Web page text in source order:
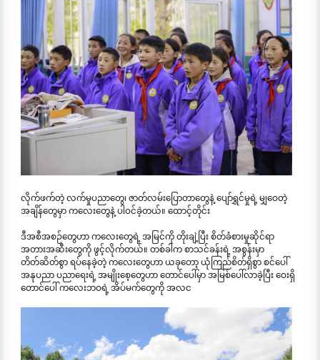
လိုက်ဖက်တဲ့ လက်မှုပညာတွေ၊ ဇာတ်လမ်းပြောတာတွေနဲ့ ပျော်ရွှင်မှုရဲ့ မျှဝေတဲ့
အချိန်တွေမှာ ကလေးတွေနဲ့ ပါဝင်ခဲ့တယ်။ ထောင့်တိုင်း
ဒီအစီအစဉ်တွေဟာ ကလေးတွေရဲ့ အမြင်ကို တိုးချဲ့ပြီး စိတ်ခံစားမှုဆိုင်ရာ
အတားအဆီးတွေကို ဖွင့်လိုက်တယ်။ တစ်ခါက စာသင်ခန်းရဲ့ အစွန်းမှာ
တိတ်ဆိတ်စွာ ရပ်နေခဲ့တဲ့ ကလေးတွေဟာ ယခုတော့ ယုံကြည်စိတ်ရှိစွာ စင်ပေါ်
အနုပညာ ပညာရေးရဲ့ အမျိုးစေ့တွေဟာ တောင်ပေါ်မှာ အမြစ်ပေါ်လာခဲ့ပြီး ဝေးရှိ
တောင်ပေါ် ကလေးဘဝရဲ့ အိပ်မက်တွေကို အလင